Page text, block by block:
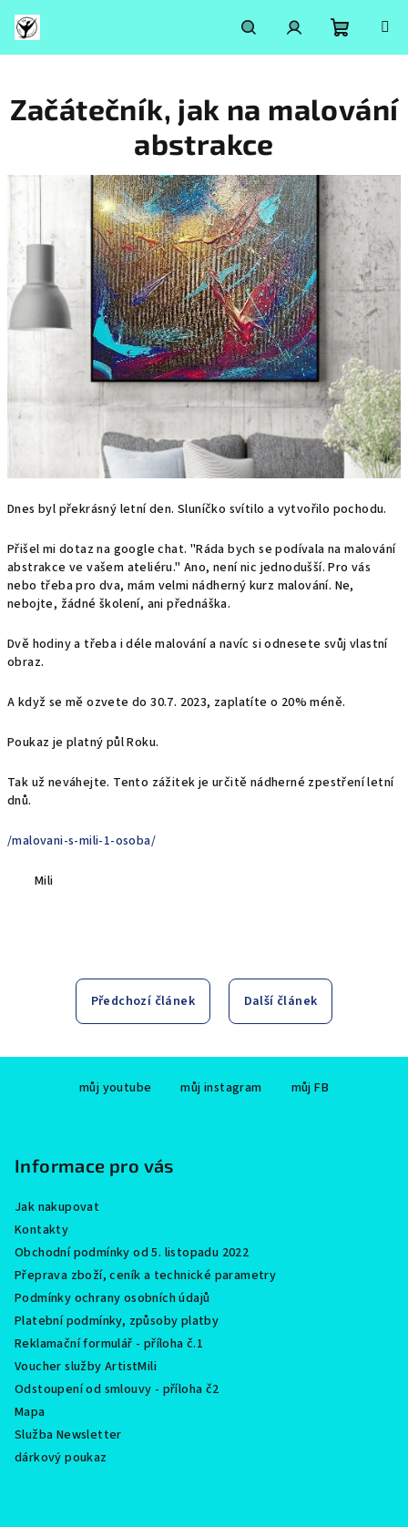
obsah
HledatPřihlášeníNákupní
košík
Začátečník, jak na malování
abstrakce
Dnes byl překrásný letní den. Sluníčko svítilo a vytvořilo pochodu.
Přišel mi dotaz na google chat. "Ráda bych se podívala na malování
abstrakce ve vašem ateliéru." Ano, není nic jednodušší. Pro vás
nebo třeba pro dva, mám velmi nádherný kurz malování. Ne,
nebojte, žádné školení, ani přednáška.
Dvě hodiny a třeba i déle malování a navíc si odnesete svůj vlastní
obraz.
A když se mě ozvete do 30.7. 2023, zaplatíte o 20% méně.
Poukaz je platný půl Roku.
Tak už neváhejte. Tento zážitek je určitě nádherné zpestření letní
dnů.
/malovani-s-mili-1-osoba/
Mili
Předchozí článek Další článek
můj youtube můj instagram můj FB
Informace pro vás
Jak nakupovat
Kontakty
Obchodní podmínky od 5. listopadu 2022
Přeprava zboží, ceník a technické parametry
Podmínky ochrany osobních údajů
Platební podmínky, způsoby platby
Reklamační formulář - příloha č.1
Voucher služby ArtistMili
Odstoupení od smlouvy - příloha č2
Mapa
Služba Newsletter
dárkový poukaz